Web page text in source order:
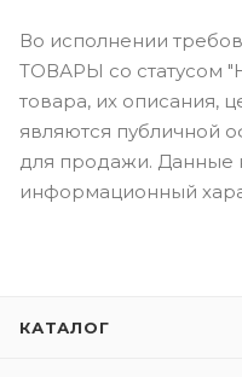
Во исполнении
ТОВАРЫ со статусом
товара, их описания,
являются публичной
для продажи. Данные
информационный
КАТАЛОГ